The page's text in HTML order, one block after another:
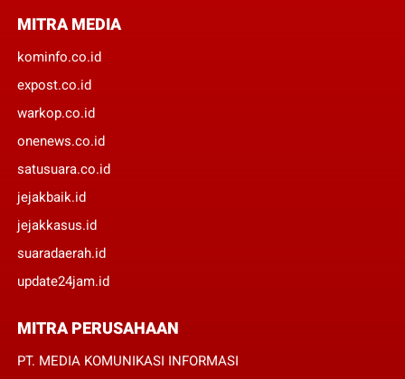
MITRA MEDIA
kominfo.co.id
expost.co.id
warkop.co.id
onenews.co.id
satusuara.co.id
jejakbaik.id
jejakkasus.id
suaradaerah.id
update24jam.id
MITRA PERUSAHAAN
PT. MEDIA KOMUNIKASI INFORMASI